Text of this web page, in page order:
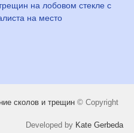
на лобовом стекле с
на место
сколов и трещин © Copyright
Developed byKate Gerbeda